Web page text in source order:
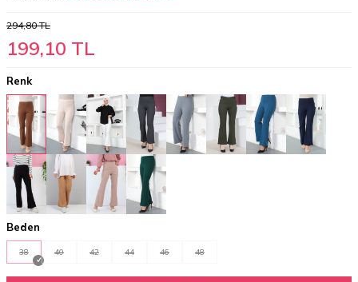
294,80TL
199,10 TL
Renk
Beden
38 40 42 44 46 48